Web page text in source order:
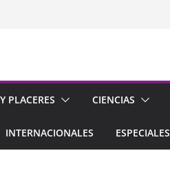
PLACERES CIENCIAS
INTERNACIONALES ESPECIALES